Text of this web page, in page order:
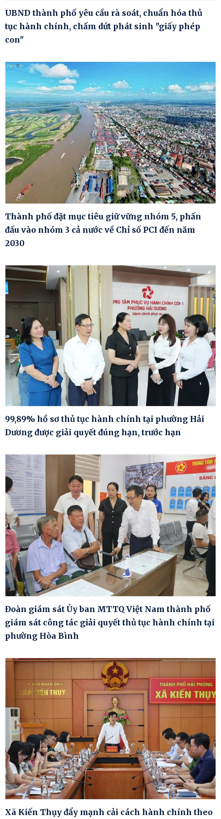
UBND thành phố yêu cầu rà soát, chuẩn hóa thủ
tục hành chính, chấm dứt phát sinh "giấy phép
con"
Thành phố đặt mục tiêu giữ vững nhóm 5, phấn
đấu vào nhóm 3 cả nước về Chỉ số PCI đến năm
2030
99,89% hồ sơ thủ tục hành chính tại phường Hải
Dương được giải quyết đúng hạn, trước hạn
Đoàn giám sát Ủy ban MTTQ Việt Nam thành phố
giám sát công tác giải quyết thủ tục hành chính tại
phường Hòa Bình
Xã Kiến Thụy đẩy mạnh cải cách hành chính theo